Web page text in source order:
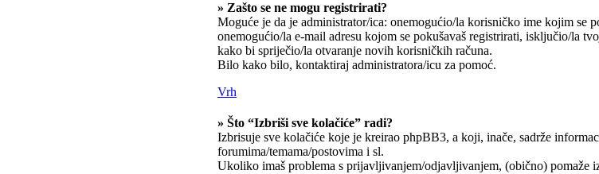
» Zašto se ne mogu registrirati?
Moguće je da je administrator/ica: onemogućio/la korisničko ime kojim se
onemogućio/la e-mail adresu kojom se pokušavaš registrirati, isključio/la
kako bi spriječio/la otvaranje novih korisničkih računa.
Bilo kako bilo, kontaktiraj administratora/icu za pomoć.
Vrh
» Što “Izbriši sve kolačiće” radi?
Izbrisuje sve kolačiće koje je kreirao phpBB3, a koji, inače, sadrže
forumima/temama/postovima i sl.
Ukoliko imaš problema s prijavljivanjem/odjavljivanjem, (obično) pomaže